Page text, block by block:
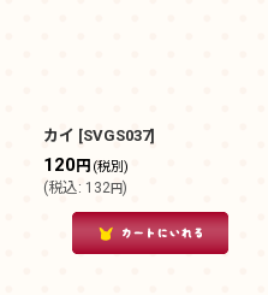
カイ [SVGS037]
120円 (税別)
(税込: 132円)